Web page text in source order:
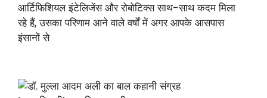
आर्टिफिशियल इंटेलिजेंस और रोबोटिक्स साथ-साथ कदम मिला
रहे हैं, उसका परिणाम आने वाले वर्षों में अगर आपके आसपास
इंसानों से